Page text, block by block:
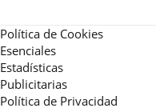
Política de Cookies
Esenciales
Estadísticas
Publicitarias
Política de Privacidad